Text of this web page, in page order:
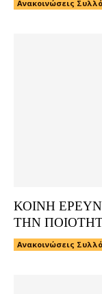
Ανακοινώσεις
ΚΟΙΝΗ
ΤΗΝ
Ανακοινώσεις